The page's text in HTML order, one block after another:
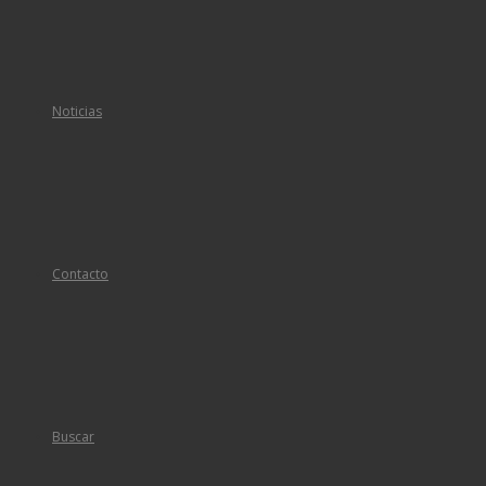
Noticias
Contacto
Buscar